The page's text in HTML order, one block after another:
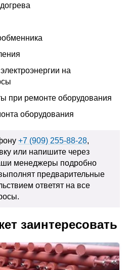
на
при ремонте оборудования
оборудования
+7 (909) 255-88-28,
или напишите через
менеджеры подробно
предварительные
ответят на все
заинтересовать